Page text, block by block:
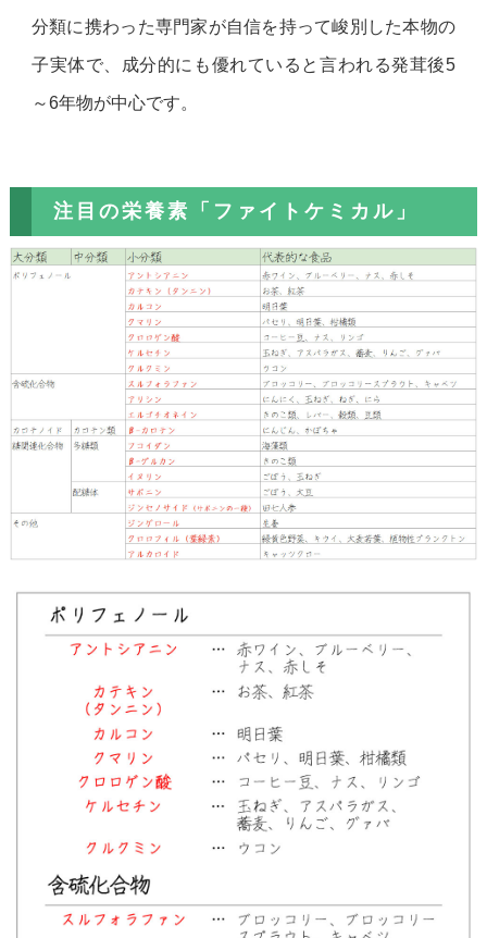
分類に携わった専門家が自信を持って峻別した本物の
子実体で、成分的にも優れていると言われる発茸後5
～6年物が中心です。
注目の栄養素「ファイトケミカル」